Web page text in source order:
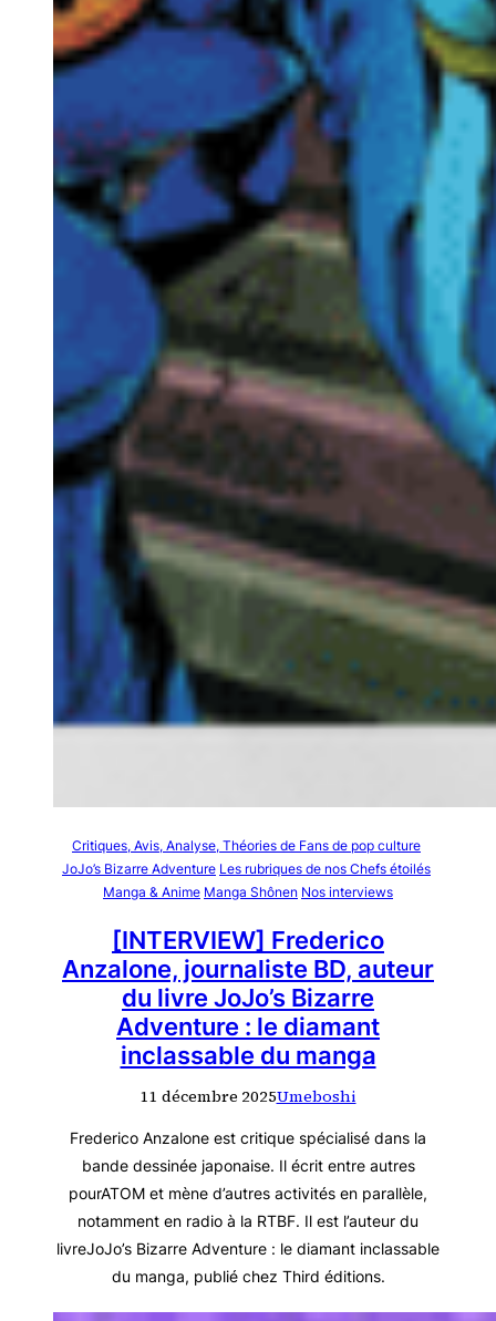
Critiques, Avis, Analyse, Théories de Fans de pop culture
JoJo’s Bizarre Adventure Les rubriques de nos Chefs étoilés
Manga & Anime Manga Shônen Nos interviews
[INTERVIEW] Frederico
Anzalone, journaliste BD, auteur
du livre JoJo’s Bizarre
Adventure : le diamant
inclassable du manga
11 décembre 2025Umeboshi
Frederico Anzalone est critique spécialisé dans la
bande dessinée japonaise. Il écrit entre autres
pourATOM et mène d’autres activités en parallèle,
notamment en radio à la RTBF. Il est l’auteur du
livreJoJo’s Bizarre Adventure : le diamant inclassable
du manga, publié chez Third éditions.